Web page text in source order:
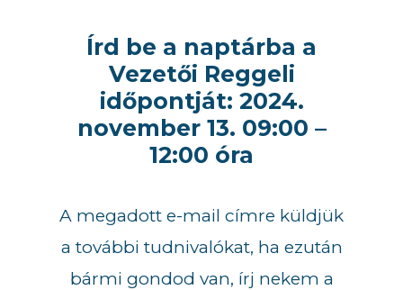
Írd be a naptárba a
Vezetői Reggeli
időpontját: 2024.
november 13. 09:00 –
12:00 óra
A megadott e-mail címre küldjük
a további tudnivalókat, ha ezután
bármi gondod van, írj nekem a